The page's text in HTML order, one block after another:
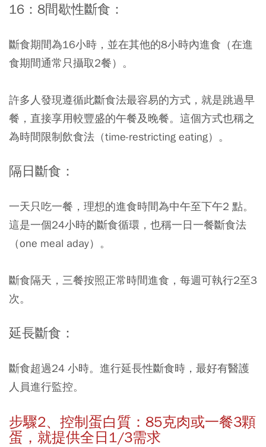
16 ：8間歇性斷食：
斷食期間為16小時，並在其他的8小時內進食（在進
食期間通常只攝取2餐）。
許多人發現遵循此斷食法最容易的方式，就是跳過早
餐，直接享用較豐盛的午餐及晚餐。這個方式也稱之
為時間限制飲食法（time-restricting eating）。
隔日斷食：
一天只吃一餐，理想的進食時間為中午至下午2 點。
這是一個24小時的斷食循環，也稱一日一餐斷食法
（one meal aday）。
斷食隔天，三餐按照正常時間進食，每週可執行2至3
次。
延長斷食：
斷食超過24 小時。進行延長性斷食時，最好有醫護
人員進行監控。
步驟2、 控制蛋白質：85克肉或一餐3顆
蛋，就提供全日1/3需求